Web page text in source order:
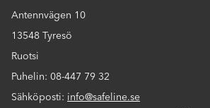
Antennvägen 10
13548 Tyresö
Ruotsi
Puhelin: 08-447 79 32
Sähköposti: info@safeline.se